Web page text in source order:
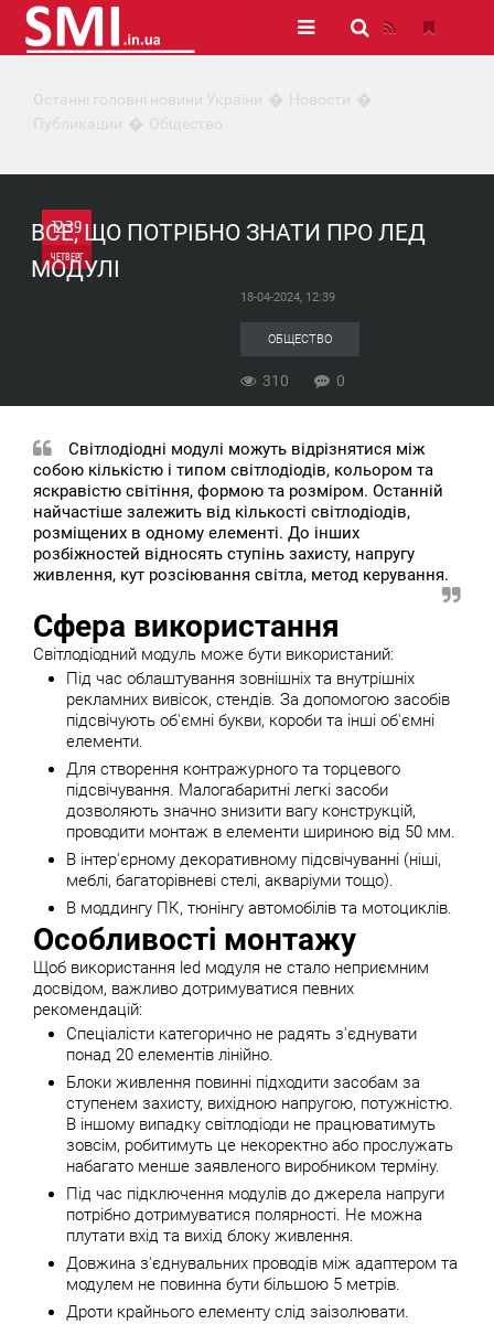
Останні головні новини України
Новости
Публикации
Общество
12:39
ЧЕТВЕРГ
ВСЕ, ЩО ПОТРІБНО ЗНАТИ ПРО ЛЕД
МОДУЛІ
18-04-2024, 12:39
ОБЩЕСТВО
310 0
Світлодіодні модулі можуть відрізнятися між
собою кількістю і типом світлодіодів, кольором та
яскравістю світіння, формою та розміром. Останній
найчастіше залежить від кількості світлодіодів,
розміщених в одному елементі. До інших
розбіжностей відносять ступінь захисту, напругу
живлення, кут розсіювання світла, метод керування.
Сфера використання
Світлодіодний модуль може бути використаний:
Під час облаштування зовнішніх та внутрішніх
рекламних вивісок, стендів. За допомогою засобів
підсвічують об'ємні букви, короби та інші об'ємні
елементи.
Для створення контражурного та торцевого
підсвічування. Малогабаритні легкі засоби
дозволяють значно знизити вагу конструкцій,
проводити монтаж в елементи шириною від 50 мм.
В інтер'єрному декоративному підсвічуванні (ніші,
меблі, багаторівневі стелі, акваріуми тощо).
В моддингу ПК, тюнінгу автомобілів та мотоциклів.
Особливості монтажу
Щоб використання led модуля не стало неприємним
досвідом, важливо дотримуватися певних
рекомендацій:
Спеціалісти категорично не радять з'єднувати
понад 20 елементів лінійно.
Блоки живлення повинні підходити засобам за
ступенем захисту, вихідною напругою, потужністю.
В іншому випадку світлодіоди не працюватимуть
зовсім, робитимуть це некоректно або прослужать
набагато менше заявленого виробником терміну.
Під час підключення модулів до джерела напруги
потрібно дотримуватися полярності. Не можна
плутати вхід та вихід блоку живлення.
Довжина з'єднувальних проводів між адаптером та
модулем не повинна бути більшою 5 метрів.
Дроти крайнього елементу слід заізолювати.